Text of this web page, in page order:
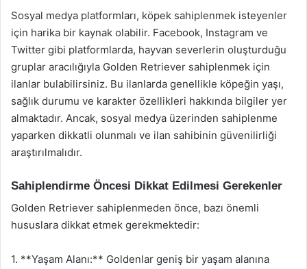
Sosyal medya platformları, köpek sahiplenmek isteyenler
için harika bir kaynak olabilir. Facebook, Instagram ve
Twitter gibi platformlarda, hayvan severlerin oluşturduğu
gruplar aracılığıyla Golden Retriever sahiplenmek için
ilanlar bulabilirsiniz. Bu ilanlarda genellikle köpeğin yaşı,
sağlık durumu ve karakter özellikleri hakkında bilgiler yer
almaktadır. Ancak, sosyal medya üzerinden sahiplenme
yaparken dikkatli olunmalı ve ilan sahibinin güvenilirliği
araştırılmalıdır.
Sahiplendirme Öncesi Dikkat Edilmesi Gerekenler
Golden Retriever sahiplenmeden önce, bazı önemli
hususlara dikkat etmek gerekmektedir:
1. **Yaşam Alanı:** Goldenlar geniş bir yaşam alanına